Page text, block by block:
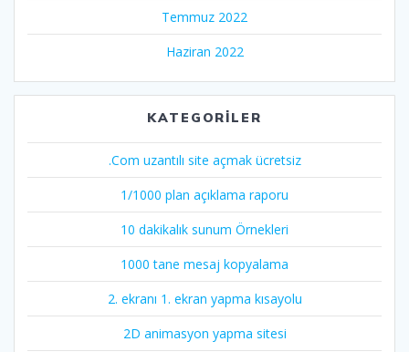
Temmuz 2022
Haziran 2022
KATEGORILER
.Com uzantılı site açmak ücretsiz
1/1000 plan açıklama raporu
10 dakikalık sunum Örnekleri
1000 tane mesaj kopyalama
2. ekranı 1. ekran yapma kısayolu
2D animasyon yapma sitesi